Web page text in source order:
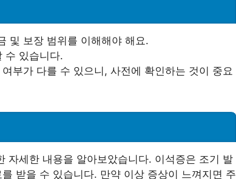
및 보장 범위를 이해해야 해요.
수 있습니다.
부가 다를 수 있으니, 사전에 확인하는 것이 중요
자세한 내용을 알아보았습니다. 이석증은 조기 발
받을 수 있습니다. 만약 이상 증상이 느껴지면 주